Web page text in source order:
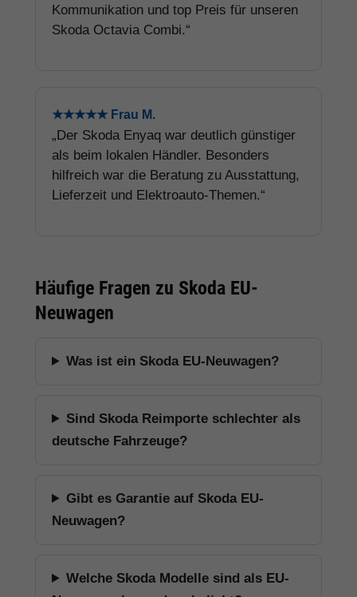
Kommunikation und top Preis für unseren
Skoda Octavia Combi.“
★★★★★ Frau M.
„Der Skoda Enyaq war deutlich günstiger
als beim lokalen Händler. Besonders
hilfreich war die Beratung zu Ausstattung,
Lieferzeit und Elektroauto-Themen.“
Häufige Fragen zu Skoda EU-
Neuwagen
Was ist ein Skoda EU-Neuwagen?
Sind Skoda Reimporte schlechter als
deutsche Fahrzeuge?
Gibt es Garantie auf Skoda EU-
Neuwagen?
Welche Skoda Modelle sind als EU-